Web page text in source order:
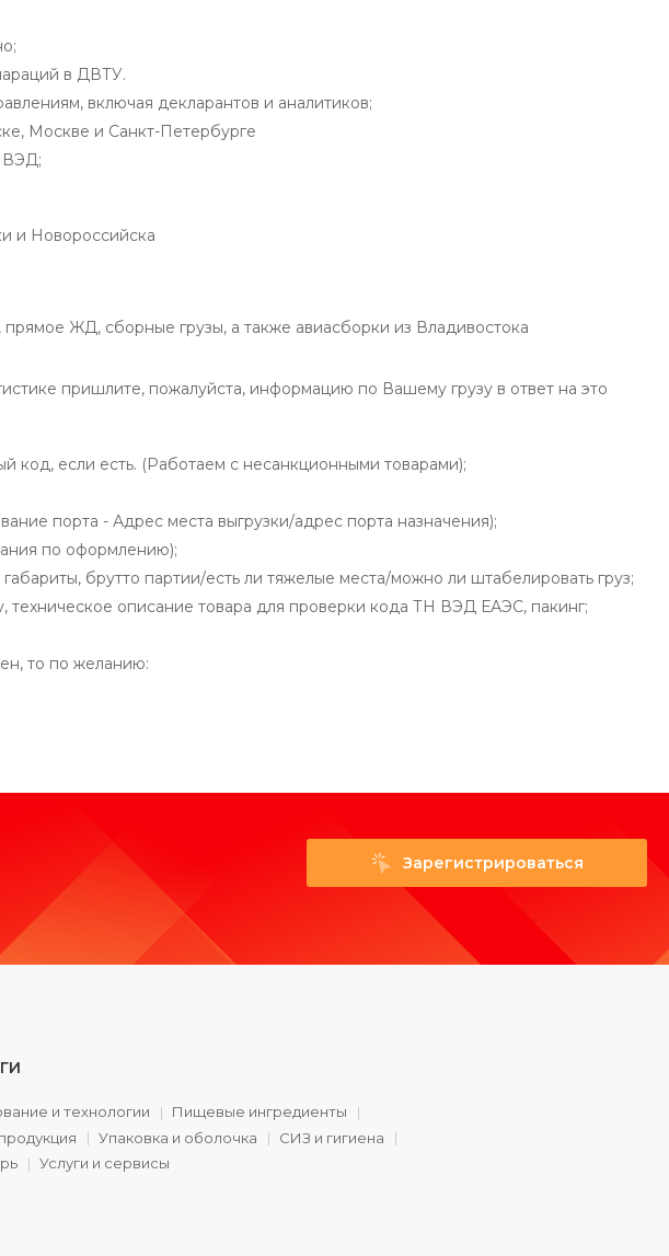
в ДВТУ.
включая декларантов и аналитиков;
Москве и Санкт-Петербурге
ВЭД;
и Новороссийска
ЖД, сборные грузы, а также авиасборки из Владивостока
пришлите, пожалуйста, информацию по Вашему грузу в ответ на это
код, если есть. (Работаем с несанкционными товарами);
порта - Адрес места выгрузки/адрес порта назначения);
по оформлению);
брутто партии/есть ли тяжелые места/можно ли штабелировать груз;
техническое описание товара для проверки кода ТН ВЭД ЕАЭС, пакинг;
то по желанию:
Зарегистрироваться
и технологии
Пищевые ингредиенты
Упаковка и оболочка
СИЗ и гигиена
Услуги и сервисы